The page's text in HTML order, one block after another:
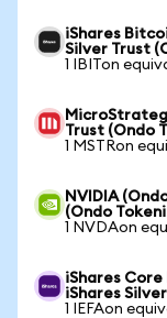
iShares
Silver Trust
1 IBITon
Trust (Ondo
1 MSTRon
NVIDIA
(Ondo
1 NVDAon
iShares Core
iShares
1 IEFAon